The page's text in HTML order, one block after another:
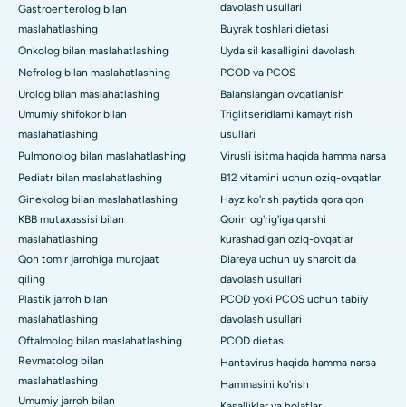
Gastroenterolog bilan
maslahatlashing
Onkolog bilan maslahatlashing
Nefrolog bilan maslahatlashing
Urolog bilan maslahatlashing
Umumiy shifokor bilan
maslahatlashing
Pulmonolog bilan maslahatlashing
Pediatr bilan maslahatlashing
Ginekolog bilan maslahatlashing
KBB mutaxassisi bilan
maslahatlashing
Qon tomir jarrohiga murojaat
qiling
Plastik jarroh bilan
maslahatlashing
Oftalmolog bilan maslahatlashing
Revmatolog bilan
maslahatlashing
Umumiy jarroh bilan
davolash usullari
Buyrak toshlari dietasi
Uyda sil kasalligini davolash
PCOD va PCOS
Balanslangan ovqatlanish
Triglitseridlarni kamaytirish
usullari
Virusli isitma haqida hamma narsa
B12 vitamini uchun oziq-ovqatlar
Hayz ko'rish paytida qora qon
Qorin og'rig'iga qarshi
kurashadigan oziq-ovqatlar
Diareya uchun uy sharoitida
davolash usullari
PCOD yoki PCOS uchun tabiiy
davolash usullari
PCOD dietasi
Hantavirus haqida hamma narsa
Hammasini ko'rish